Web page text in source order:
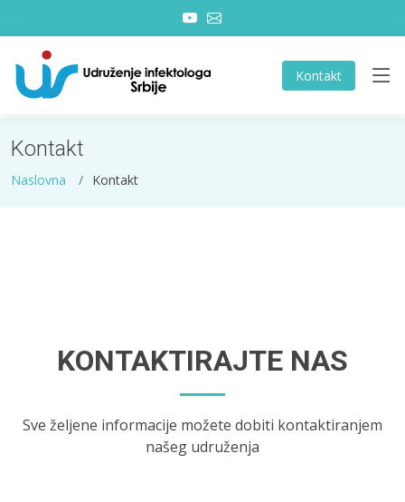
Kontakt
Kontakt
Naslovna Kontakt
KONTAKTIRAJTE NAS
Sve željene informacije možete dobiti kontaktiranjem
našeg udruženja